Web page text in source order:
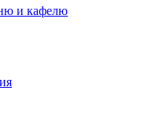
и кафелю